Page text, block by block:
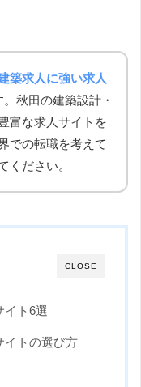
築求人に強い求人
秋田の建築設計・
富な求人サイトを
での転職を考えて
ください。
CLOSE
イト6選
イトの選び方